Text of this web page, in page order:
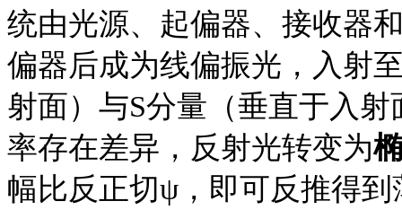
统由光源、起偏器、接收器
偏器后成为线偏振光，入射
射面）与S分量（垂直于入
率存在差异，反射光转变为
幅比反正切ψ，即可反推得